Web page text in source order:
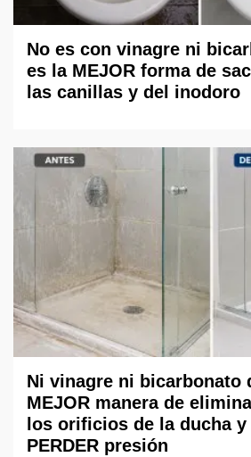
No es con vinagre ni
es la MEJOR forma de
las canillas y del inodoro
Ni vinagre ni bicarbonato
MEJOR manera de
los orificios de la ducha
PERDER presión